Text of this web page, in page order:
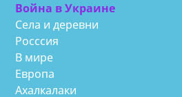
Война в Украине
Села и деревни
Росссия
В мире
Европа
Ахалкалаки